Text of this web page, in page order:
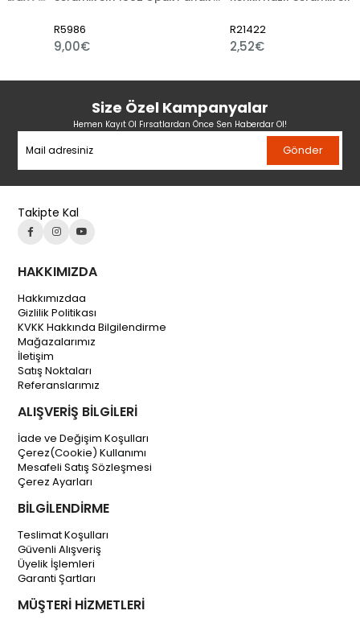
R5986
9,00€
R21422
2,52€
Size Özel Kampanyalar
Hemen Kayıt Ol Fırsatlardan Önce Sen Haberdar Ol!
Gönder
Takipte Kal
HAKKIMIZDA
Hakkımızdaa
Gizlilik Politikası
KVKK Hakkında Bilgilendirme
Mağazalarımız
İletişim
Satış Noktaları
Referanslarımız
ALIŞVERİŞ BİLGİLERİ
İade ve Değişim Koşulları
Çerez(Cookie) Kullanımı
Mesafeli Satış Sözleşmesi
Çerez Ayarları
BİLGİLENDİRME
Teslimat Koşulları
Güvenli Alışveriş
Üyelik İşlemleri
Garanti Şartları
MÜŞTERİ HİZMETLERİ